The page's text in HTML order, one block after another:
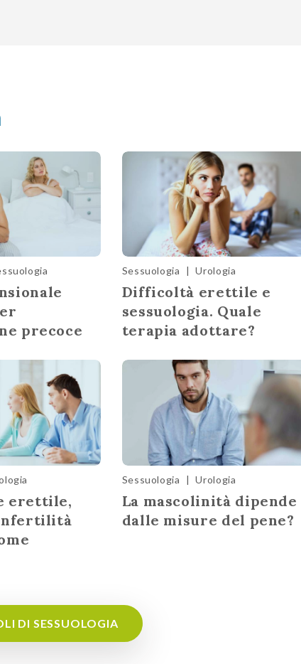
precoce
Sessuologia | Urologia
Difficoltà erettile e
sessuologia. Quale
terapia adottare?
erettile,
Sessuologia | Urologia
La mascolinità dipende
dalle misure del pene?
DI SESSUOLOGIA